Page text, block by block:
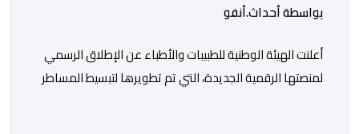
بواسطة أحداث.أنفو
أعلنت الهيئة الوطنية للطبيبات والأطباء عن الإطلاق الرسمي
لمنصتها الرقمية الجديدة، التي تم تطويرها لتبسيط المساطر